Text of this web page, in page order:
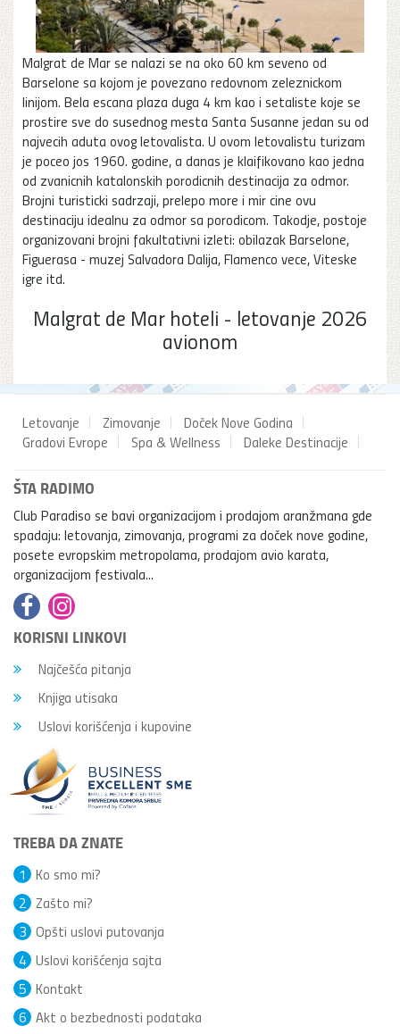
Malgrat de Mar se nalazi se na oko 60 km seveno od
Barselone sa kojom je povezano redovnom zeleznickom
linijom. Bela escana plaza duga 4 km kao i setaliste koje se
prostire sve do susednog mesta Santa Susanne jedan su od
najvecih aduta ovog letovalista. U ovom letovalistu turizam
je poceo jos 1960. godine, a danas je klaifikovano kao jedna
od zvanicnih katalonskih porodicnih destinacija za odmor.
Brojni turisticki sadrzaji, prelepo more i mir cine ovu
destinaciju idealnu za odmor sa porodicom. Takodje, postoje
organizovani brojni fakultativni izleti: obilazak Barselone,
Figuerasa - muzej Salvadora Dalija, Flamenco vece, Viteske
igre itd.
Malgrat de Mar hoteli - letovanje 2026
avionom
Letovanje Zimovanje
Doček Nove Godina
Gradovi Evrope
Spa & Wellness Daleke Destinacije
ŠTA RADIMO
Club Paradiso se bavi organizacijom i prodajom aranžmana gde
spadaju: letovanja, zimovanja, programi za doček nove godine,
posete evropskim metropolama, prodajom avio karata,
organizacijom festivala...
KORISNI LINKOVI
Najčešća pitanja
Knjiga utisaka
Uslovi korišćenja i kupovine
TREBA DA ZNATE
Ko smo mi?
1
Zašto mi?
2
Opšti uslovi putovanja
3
Uslovi korišćenja sajta
4
Kontakt
5
Akt o bezbednosti podataka
6